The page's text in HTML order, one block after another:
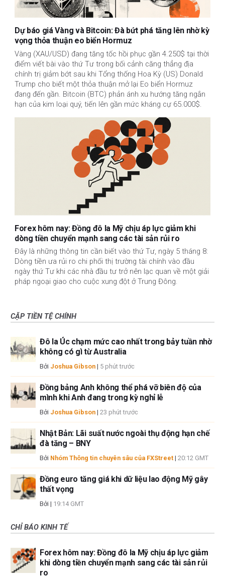
Dự báo giá Vàng và Bitcoin: Đà bứt phá tăng lên nhờ kỳ
vọng thỏa thuận eo biển Hormuz
Vàng (XAU/USD) đang tăng tốc hồi phục gần 4.250$ tại thời
điểm viết bài vào thứ Tư trong bối cảnh căng thẳng địa
chính trị giảm bớt sau khi Tổng thống Hoa Kỳ (US) Donald
Trump cho biết một thỏa thuận mở lại Eo biển Hormuz
đang đến gần. Bitcoin (BTC) phản ánh xu hướng tăng ngắn
hạn của kim loại quý, tiến lên gần mức kháng cự 65.000$.
Forex hôm nay: Đồng đô la Mỹ chịu áp lực giảm khi
dòng tiền chuyển mạnh sang các tài sản rủi ro
Đây là những thông tin cần biết vào thứ Tư, ngày 5 tháng 8:
Dòng tiền ưa rủi ro chi phối thị trường tài chính vào đầu
ngày thứ Tư khi các nhà đầu tư trở nên lạc quan về một giải
pháp ngoại giao cho cuộc xung đột ở Trung Đông.
CẶP TIỀN TỆ CHÍNH
Đô la Úc chạm mức cao nhất trong bảy tuần nhờ
không có gì từ Australia
Bởi Joshua Gibson | 5 phút trước
Đồng bảng Anh không thể phá vỡ biên độ của
mình khi Anh đang trong kỳ nghỉ lễ
Bởi Joshua Gibson | 23 phút trước
Nhật Bản: Lãi suất nước ngoài thụ động hạn chế
đà tăng – BNY
Bởi Nhóm Thông tin chuyên sâu của FXStreet | 20:12 GMT
Đồng euro tăng giá khi dữ liệu lao động Mỹ gây
thất vọng
Bởi | 19:14 GMT
CHỈ BÁO KINH TẾ
Forex hôm nay: Đồng đô la Mỹ chịu áp lực giảm
khi dòng tiền chuyển mạnh sang các tài sản rủi
ro